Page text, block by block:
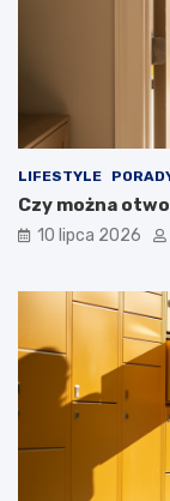
LIFESTYLE
Czy można
10 lipca 2026